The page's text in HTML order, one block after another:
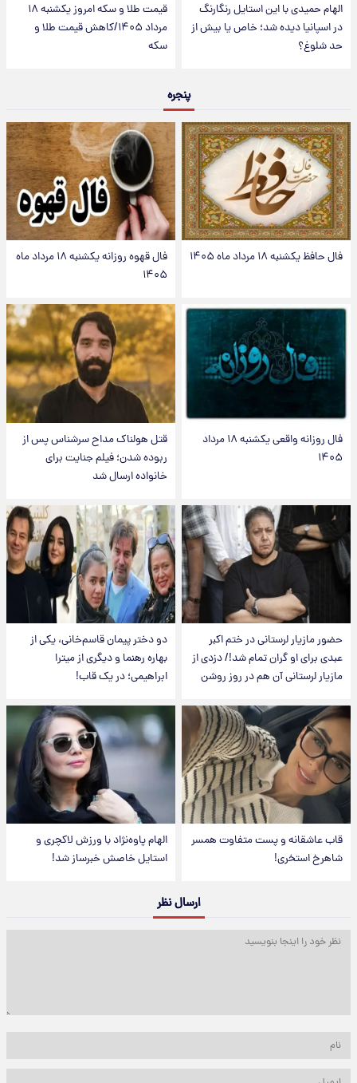
الهام حمیدی با این استایل رنگارنگ
در اسپانیا دیده شد؛ خاص یا بیش از
حد شلوغ؟
قیمت طلا و سکه امروز یکشنبه ۱۸
مرداد ۱۴۰۵/کاهش قیمت طلا و
سکه
پنجره
فال حافظ یکشنبه ۱۸ مرداد ماه ۱۴۰۵
فال قهوه روزانه یکشنبه ۱۸ مرداد ماه
۱۴۰۵
فال روزانه واقعی یکشنبه ۱۸ مرداد
۱۴۰۵
قتل هولناک مداح سرشناس پس از
ربوده شدن؛ فیلم جنایت برای
خانواده ارسال شد
حضور مازیار لرستانی در ختم اکبر
عبدی برای او گران تمام شد!/ دزدی از
مازیار لرستانی آن هم در روز روشن
دو دختر پیمان قاسم‌خانی، یکی از
بهاره رهنما و دیگری از میترا
ابراهیمی؛ در یک قاب!
قاب عاشقانه و پست متفاوت همسر
شاهرخ استخری!
الهام پاوه‌نژاد با ورزش لاکچری و
استایل خاصش خبرساز شد!
ارسال نظر